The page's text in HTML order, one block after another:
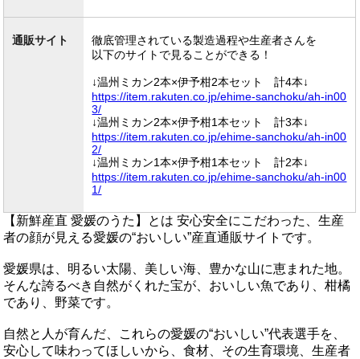
通販サイト
徹底管理されている製造過程や生産者さんを
以下のサイトで見ることができる！
↓温州ミカン2本×伊予柑2本セット 計4本↓
https://item.rakuten.co.jp/ehime-sanchoku/ah-in00
3/
↓温州ミカン2本×伊予柑1本セット 計3本↓
https://item.rakuten.co.jp/ehime-sanchoku/ah-in00
2/
↓温州ミカン1本×伊予柑1本セット 計2本↓
https://item.rakuten.co.jp/ehime-sanchoku/ah-in00
1/
【新鮮産直 愛媛のうた】とは 安心安全にこだわった、生産
者の顔が見える愛媛の“おいしい”産直通販サイトです。
愛媛県は、明るい太陽、美しい海、豊かな山に恵まれた地。
そんな誇るべき自然がくれた宝が、おいしい魚であり、柑橘
であり、野菜です。
自然と人が育んだ、これらの愛媛の“おいしい”代表選手を、
安心して味わってほしいから、食材、その生育環境、生産者